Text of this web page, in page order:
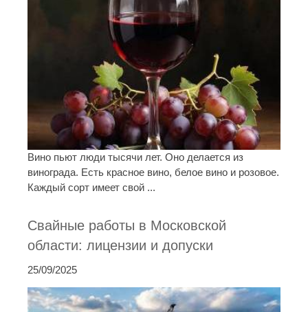
Вино пьют люди тысячи лет. Оно делается из
винограда. Есть красное вино, белое вино и розовое.
Каждый сорт имеет свой ...
Свайные работы в Московской
области: лицензии и допуски
25/09/2025